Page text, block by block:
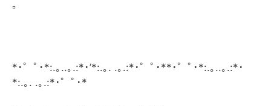
▫️
*･゜ﾟ･*:.｡..｡.:*･’*:.｡. .｡.:*･゜ﾟ･**･゜ﾟ･*:.｡..｡.:*･
*:.｡. .｡.:*･゜ﾟ･*